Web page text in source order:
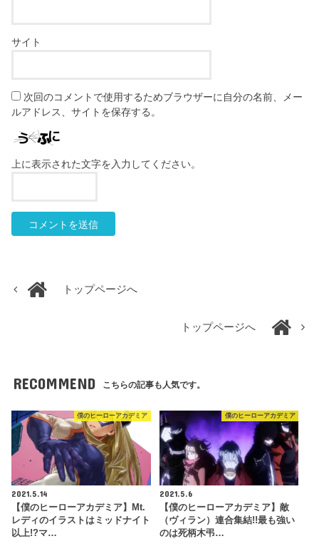
サイト
次回のコメントで使用するためブラウザーに自分の名前、メー
ルアドレス、サイトを保存する。
上に表示された文字を入力してください。
トップページへ
トップページへ
RECOMMEND こちらの記事も人気です。
僕のヒーローアカデミア
2021.5.14
【僕のヒーローアカデミア】Mt.
レディのイラストはミッドナイト
以上!?マ…
僕のヒーローアカデミア
2021.5.6
【僕のヒーローアカデミア】敵
（ヴィラン）連合集結!!最も強い
のは死柄木弔…